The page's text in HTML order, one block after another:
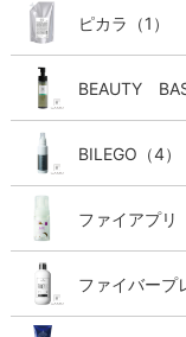
ピカラ （1）
BEAUTY
BILEGO （4）
ファイアプリ
ファイバープ